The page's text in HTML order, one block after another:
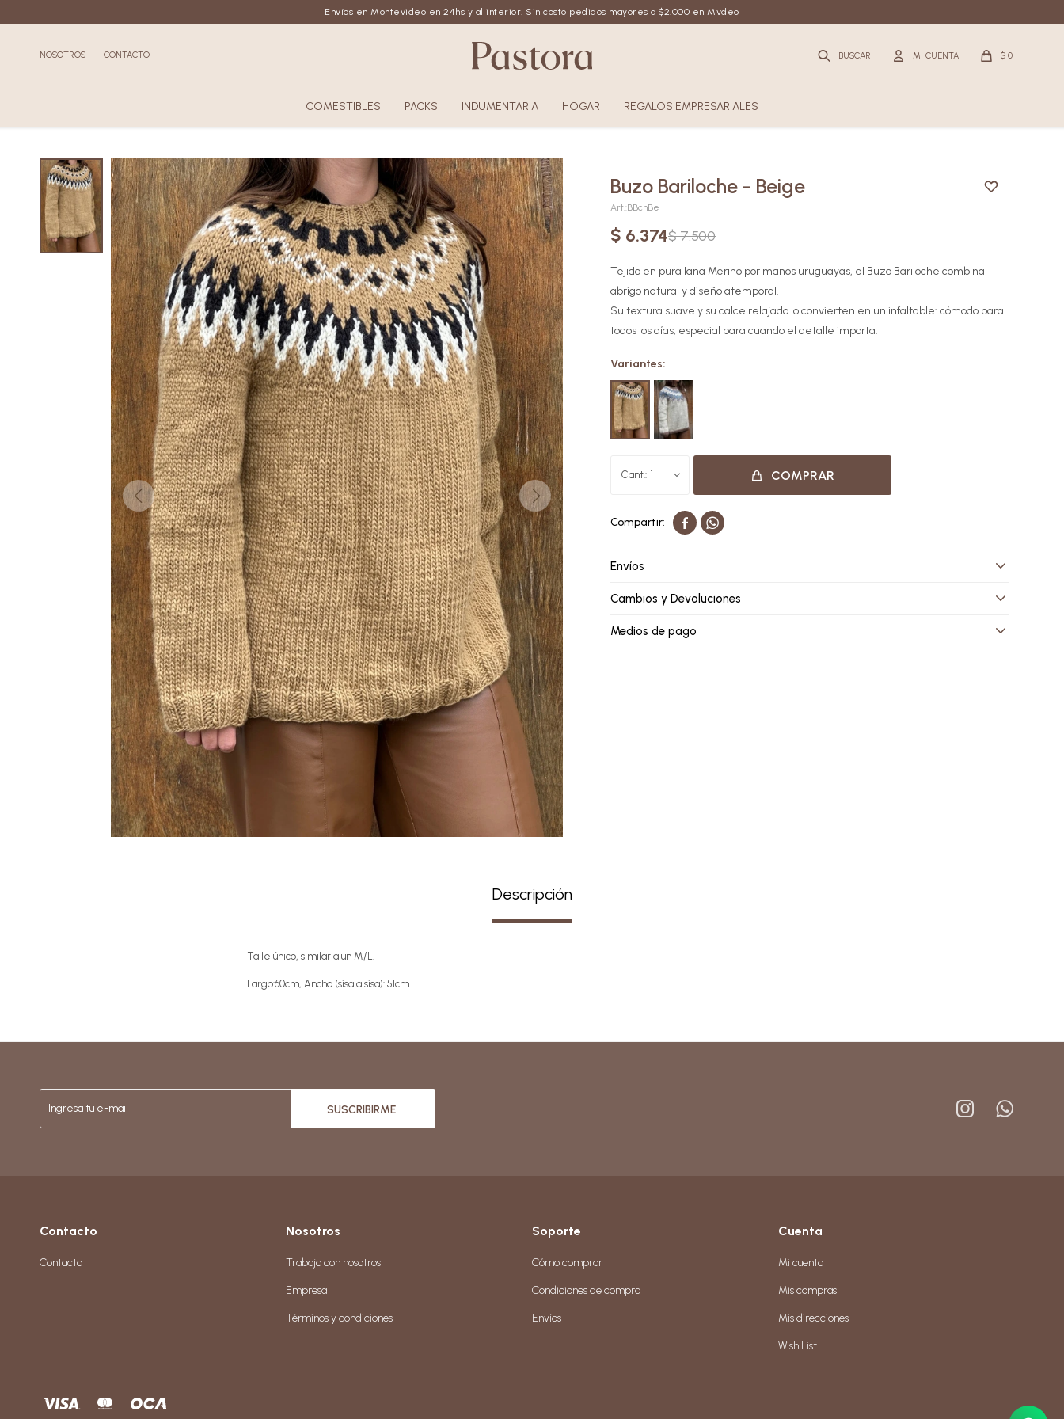
COMESTIBLES PACKS INDUMENTARIA HOGAR REGALOS EMPRESARIALES
$ 0
Envíos en Montevideo en 24hs y al interior. Sin costo pedidos mayores a $2.000 en Mvdeo
NOSOTROS CONTACTO
Buzo Bariloche - Beige
BBchBe
$ 6.374$7.500
Tejido en pura lana Merino por manos uruguayas, el Buzo Bariloche combina
abrigo natural y diseño atemporal.
Su textura suave y su calce relajado lo convierten en un infaltable: cómodo para
todos los días, especial para cuando el detalle importa.
Variantes:
1 COMPRAR
 
Envíos
Cambios y Devoluciones
Medios de pago
Descripción
Talle único, similar a un M/L.
Largo:60cm, Ancho (sisa a sisa): 51cm
SUSCRIBIRME  
Contacto
Contacto
Nosotros
Trabaja con nosotros
Empresa
Términos y condiciones
Soporte
Cómo comprar
Condiciones de compra
Envíos
Cuenta
Mi cuenta
Mis compras
Mis direcciones
Wish List